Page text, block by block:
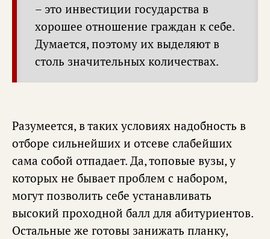
– это инвестиции государства в
хорошее отношение граждан к себе.
Думается, поэтому их выделяют в
столь значительных количествах.
Разумеется, в таких условиях надобность в
отборе сильнейших и отсеве слабейших
сама собой отпадает. Да, топовые вузы, у
которых не бывает проблем с набором,
могут позволить себе устанавливать
высокий проходной балл для абитуриентов.
Остальные же готовы занижать планку,